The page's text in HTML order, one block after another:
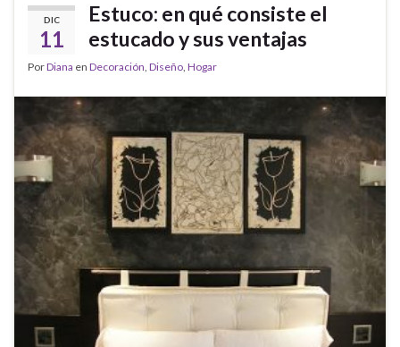
DIC
11
Estuco: en qué consiste el
estucado y sus ventajas
PorDiana en Decoración, Diseño, Hogar